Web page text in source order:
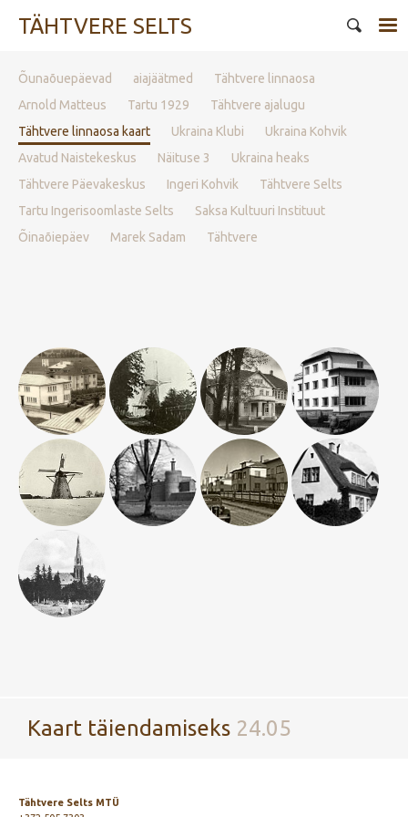
TÄHTVERE SELTS
Õunaõuepäevad aiajäätmed
Tähtvere linnaosa
Arnold Matteus
Tartu 1929
Tähtvere ajalugu
Tähtvere linnaosa kaart
Ukraina Klubi
Ukraina Kohvik
Avatud Naistekeskus
Näituse 3
Ukraina heaks
Tähtvere Päevakeskus
Ingeri Kohvik
Tähtvere Selts
Tartu Ingerisoomlaste Selts
Saksa Kultuuri Instituut
Õinaõiepäev
Marek Sadam Tähtvere
Kaart täiendamiseks 24.05
Tähtvere Selts MTÜ